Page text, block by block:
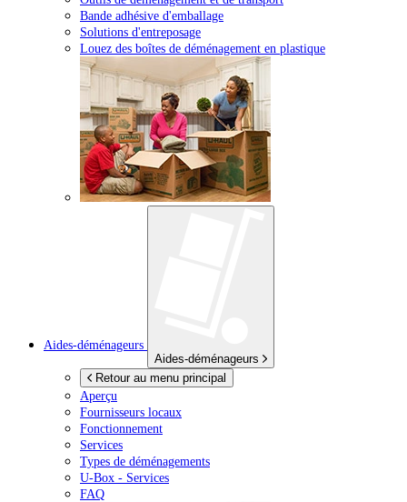
Bande adhésive d'emballage
Solutions d'entreposage
Louez des boîtes de déménagement en plastique
Aides-déménageurs
Aides-déménageurs
Retour au menu principal
Aperçu
Fournisseurs locaux
Fonctionnement
Services
Types de déménagements
U-Box - Services
FAQ